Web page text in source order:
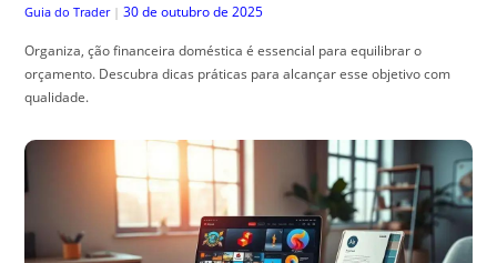
Guia do Trader | 30 de outubro de 2025
Organiza, ção financeira doméstica é essencial para equilibrar o
orçamento. Descubra dicas práticas para alcançar esse objetivo com
qualidade.